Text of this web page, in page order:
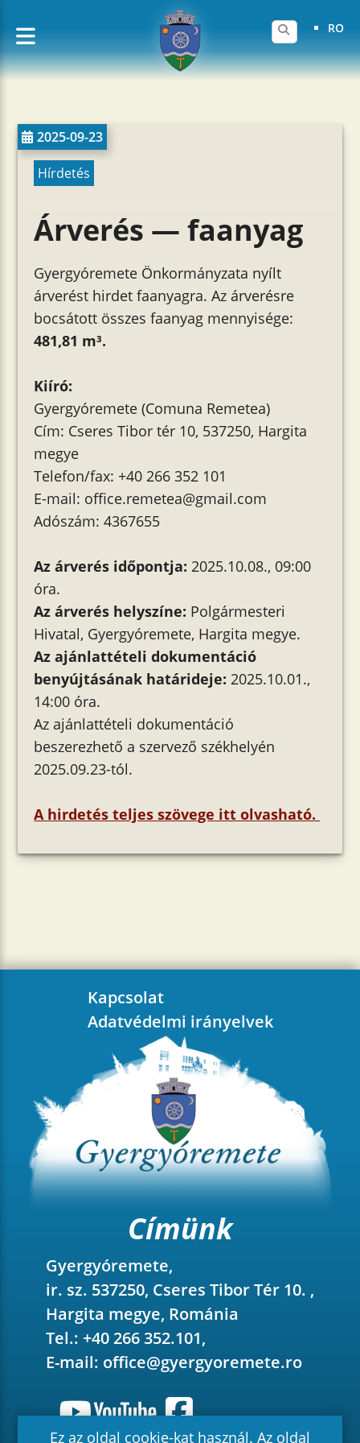
RO
Hírdetés
2025-09-23
Árverés — faanyag
Gyergyóremete Önkormányzata nyílt
árverést hirdetfaanyagra. Az árverésre
bocsátott összes faanyag mennyisége:
481,81 m³.
Kiíró:
Gyergyóremete (Comuna Remetea)
Cím: Cseres Tibor tér 10, 537250, Hargita
megye
Telefon/fax: +40 266 352 101
E-mail: office.remetea@gmail.com
Adószám: 4367655
Az árverés időpontja:2025.10.08., 09:00
óra.
Az árverés helyszíne: Polgármesteri
Hivatal, Gyergyóremete, Hargita megye.
Az ajánlattételi dokumentáció
benyújtásának határideje: 2025.10.01.,
14:00 óra.
Az ajánlattételi dokumentáció
beszerezhető a szervező székhelyén
2025.09.23-tól.
A hirdetés teljes szövege itt olvasható.
Kapcsolat
Adatvédelmi irányelvek
Címünk
Gyergyóremete,
ir. sz. 537250, Cseres Tibor Tér 10. ,
Hargita megye, Románia
Tel.: +40 266 352.101,
E-mail: office@gyergyoremete.ro
Ez az oldal cookie-kat használ. Az oldal